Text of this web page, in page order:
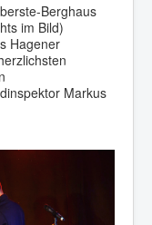
Berghaus
im Bild)
Hagener
Markus